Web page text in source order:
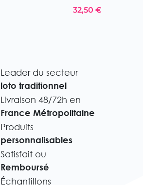
32,50 €
Leader du secteur
loto traditionnel
Livraison 48/72h en
France Métropolitaine
Produits
personnalisables
Satisfait ou
Remboursé
Échantillons